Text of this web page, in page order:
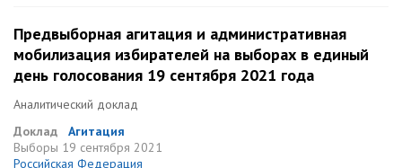
Предвыборная агитация и административная
мобилизация избирателей на выборах в единый
день голосования 19 сентября 2021 года
Аналитический доклад
Доклад
Агитация
Выборы 19 сентября 2021
Российская Федерация